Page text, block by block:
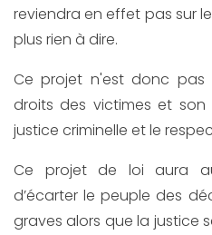
reviendra en effet pas sur
plus rien à dire.
Ce projet n'est donc
droits des victimes et
justice criminelle et le
Ce projet de loi aura
d’écarter le peuple des
graves alors que la justice